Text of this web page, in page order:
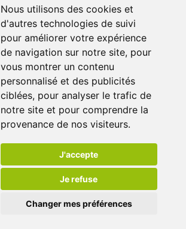
Nous utilisons des cookies et
d'autres technologies de suivi
pour améliorer votre expérience
de navigation sur notre site, pour
vous montrer un contenu
personnalisé et des publicités
ciblées, pour analyser le trafic de
notre site et pour comprendre la
provenance de nos visiteurs.
J'accepte
Je refuse
Changer mes préférences
sécurisé
Livraison chez vous
Livraison dans un Point
d’enlèvement
Retrait dans la pharmacie
Retrait en casiers extérieurs
réseaux